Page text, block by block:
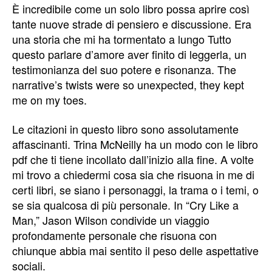
È incredibile come un solo libro possa aprire così
tante nuove strade di pensiero e discussione. Era
una storia che mi ha tormentato a lungo Tutto
questo parlare d’amore aver finito di leggerla, un
testimonianza del suo potere e risonanza. The
narrative’s twists were so unexpected, they kept
me on my toes.
Le citazioni in questo libro sono assolutamente
affascinanti. Trina McNeilly ha un modo con le libro
pdf che ti tiene incollato dall’inizio alla fine. A volte
mi trovo a chiedermi cosa sia che risuona in me di
certi libri, se siano i personaggi, la trama o i temi, o
se sia qualcosa di più personale. In “Cry Like a
Man,” Jason Wilson condivide un viaggio
profondamente personale che risuona con
chiunque abbia mai sentito il peso delle aspettative
sociali.